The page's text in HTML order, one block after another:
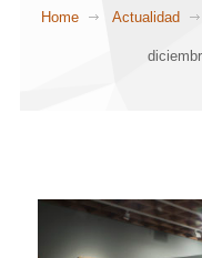
Home Actualidad